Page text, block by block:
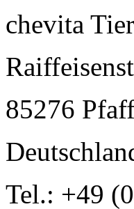
chevita
85276
Tel.: +49